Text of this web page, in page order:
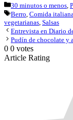
Categorías
30 minutos o menos,
Etiquetas
Berro, Comida
vegetarianas, Salsas
Entrevista en Diario
Pudín de chocolate y
0 0 votes
Article Rating